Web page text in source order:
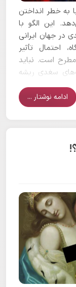
به خطر انداختن
این الگو با
در جهان ایرانی
احتمال تأثیر
است. نباید
سغدی ریشه
ادامه نوشتار ...